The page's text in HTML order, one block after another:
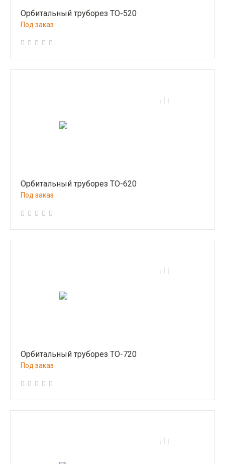
Орбитальный труборез ТО-520
Под заказ
Орбитальный труборез ТО-620
Под заказ
Орбитальный труборез ТО-720
Под заказ